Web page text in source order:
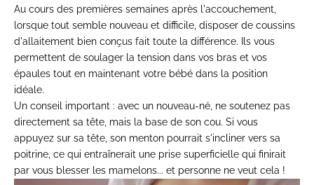
Au cours des premières semaines après l'accouchement,
lorsque tout semble nouveau et difficile, disposer de coussins
d'allaitement bien conçus fait toute la différence. Ils vous
permettent de soulager la tension dans vos bras et vos
épaules tout en maintenant votre bébé dans la position
idéale.
Un conseil important : avec un nouveau-né, ne soutenez pas
directement sa tête, mais la base de son cou. Si vous
appuyez sur sa tête, son menton pourrait s'incliner vers sa
poitrine, ce qui entraînerait une prise superficielle qui finirait
par vous blesser les mamelons... et personne ne veut cela !